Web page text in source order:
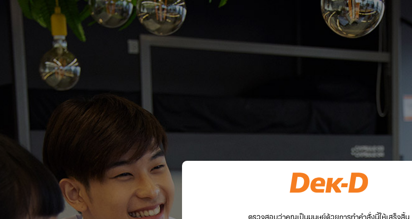
ตรวจสอบว่าคุณเป็นมนุษย์ด้วยการทำคำสั่งนี้ให้เสร็จสิ้น